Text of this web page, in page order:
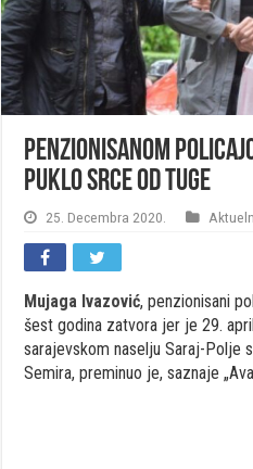
Penzionisanom
puklo srce od tuge
25. Decembra 2020.
Mujaga Ivazović, penzionisani
šest godina zatvora jer je 29.
sarajevskom naselju Saraj-Polje
Semira, preminuo je, saznaje